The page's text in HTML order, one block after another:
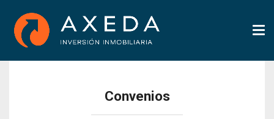
Convenios